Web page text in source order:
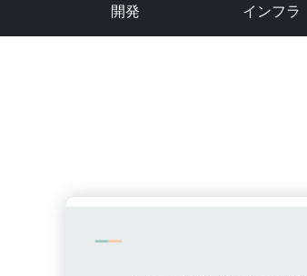
開発 インフラ